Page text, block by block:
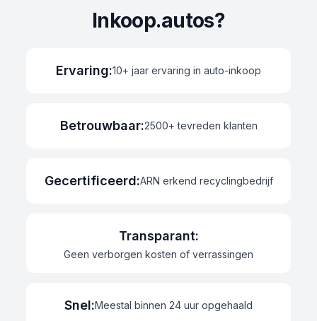
Inkoop.autos?
Ervaring:10+ jaar ervaring in auto-inkoop
Betrouwbaar:2500+ tevreden klanten
Gecertificeerd:ARN erkend recyclingbedrijf
Transparant:
Geen verborgen kosten of verrassingen
Snel:Meestal binnen 24 uur opgehaald